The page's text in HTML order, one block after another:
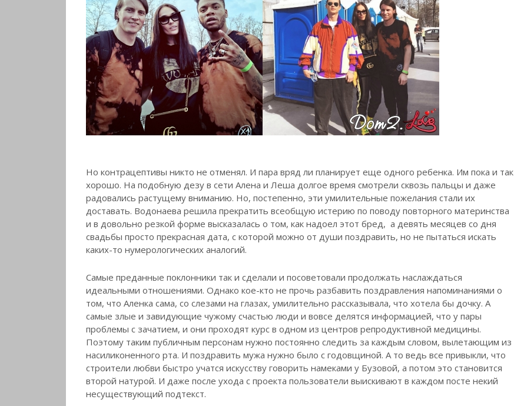
Но контрацептивы никто не отменял. И пара вряд ли планирует еще одного ребенка. Им пока и так
хорошо. На подобную дезу в сети Алена и Леша долгое время смотрели сквозь пальцы и даже
радовались растущему вниманию. Но, постепенно, эти умилительные пожелания стали их
доставать. Водонаева решила прекратить всеобщую истерию по поводу повторного материнства
и в довольно резкой форме высказалась о том, как надоел этот бред, а девять месяцев со дня
свадьбы просто прекрасная дата, с которой можно от души поздравить, но не пытаться искать
каких-то нумерологических аналогий.
Самые преданные поклонники так и сделали и посоветовали продолжать наслаждаться
идеальными отношениями. Однако кое-кто не прочь разбавить поздравления напоминаниями о
том, что Аленка сама, со слезами на глазах, умилительно рассказывала, что хотела бы дочку. А
самые злые и завидующие чужому счастью люди и вовсе делятся информацией, что у пары
проблемы с зачатием, и они проходят курс в одном из центров репродуктивной медицины.
Поэтому таким публичным персонам нужно постоянно следить за каждым словом, вылетающим из
насиликоненного рта. И поздравить мужа нужно было с годовщиной. А то ведь все привыкли, что
строители любви быстро учатся искусству говорить намеками у Бузовой, а потом это становится
второй натурой. И даже после ухода с проекта пользователи выискивают в каждом посте некий
несуществующий подтекст.